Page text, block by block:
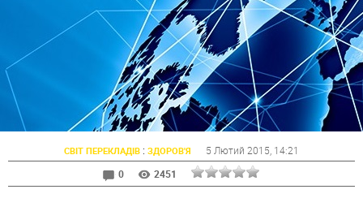
СВІТ ПЕРЕКЛАДІВ : ЗДОРОВ'Я 5 Лютий 2015 , 14:21
0
2451